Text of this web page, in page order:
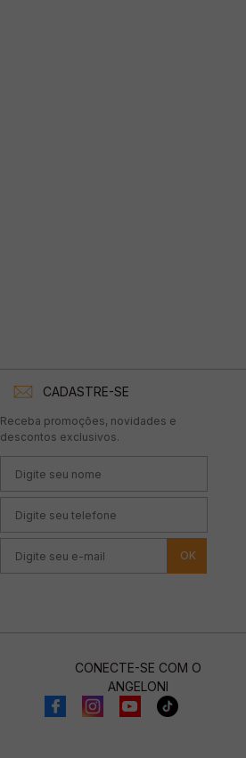
CADASTRE-SE
Receba promoções, novidades e
descontos exclusivos.
OK
CONECTE-SE COM O
ANGELONI